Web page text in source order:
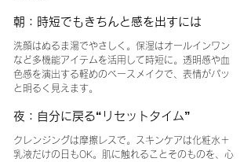
朝：時短でもきちんと感を出すには
洗顔はぬるま湯でやさしく。保湿はオールインワン
など多機能アイテムを活用して時短に。透明感や血
色感を演出する軽めのベースメイクで、表情がパッ
と明るく見えます。
夜：自分に戻る“リセットタイム”
クレンジングは摩擦レスで。スキンケアは化粧水＋
乳液だけの日もOK。肌に触れることそのものを、心